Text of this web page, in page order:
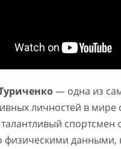
— одна из
личностей в мире
спортсмен
физическими данными,